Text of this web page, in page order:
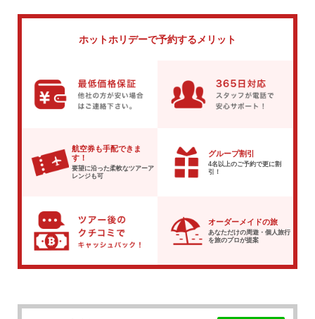
ホットホリデーで予約するメリット
航空券も手配できま
す！
要望に沿った柔軟なツアーア
レンジも可
グループ割引
4名以上のご予約で更に割
引！
オーダーメイドの旅
あなただけの周遊・個人旅行
を旅のプロが提案